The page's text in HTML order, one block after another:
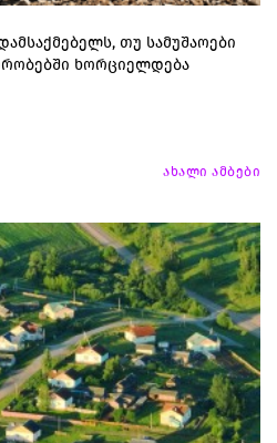
თუ სამუშაოები
ხორციელდება
ახალი ამბები